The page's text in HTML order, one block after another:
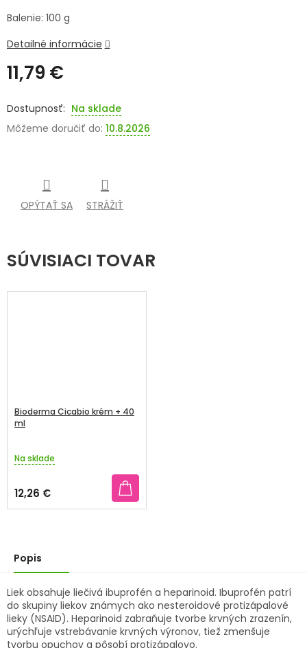
VETERINA
ZNAČKY
11,79 €
cena:
Na sklade
Môžeme doručiť do: 10.8.2026
Balenie: 100 g
Detailné informácie
OPÝTAŤ SA STRÁŽIŤ
SÚVISIACI TOVAR
Bioderma Cicabio krém + 40
ml
Na sklade
12,26 €
Popis
Liek obsahuje liečivá ibuprofén a heparinoid. Ibuprofén patrí
do skupiny liekov známych ako nesteroidové protizápalové
lieky (NSAID). Heparinoid zabraňuje tvorbe krvných zrazenín,
urýchľuje vstrebávanie krvných výronov, tiež zmenšuje
tvorbu opuchov a pôsobí protizápalovo.